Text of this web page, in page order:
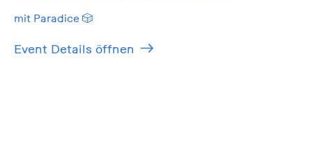
mit Paradice 🎲
Event Details öffnen